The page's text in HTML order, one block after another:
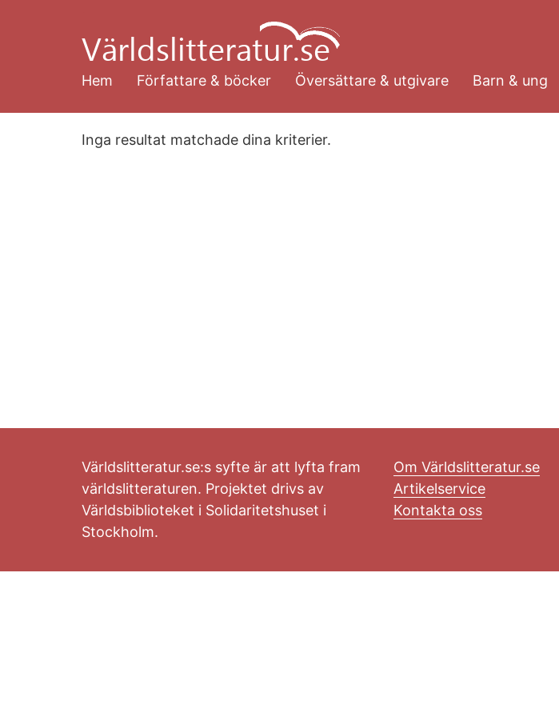
huvudinnehåll
Hem
Författare & böcker Översättare & utgivare Barn & ung
Inga resultat matchade dina kriterier.
Världslitteratur.se:s syfte är att lyfta fram
världslitteraturen. Projektet drivs av
Världsbiblioteket i Solidaritetshuset i
Stockholm.
Om Världslitteratur.se
Artikelservice
Kontakta oss